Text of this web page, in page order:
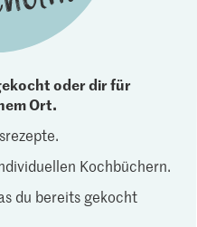
oder dir für
Ort.
Kochbüchern.
du bereits gekocht